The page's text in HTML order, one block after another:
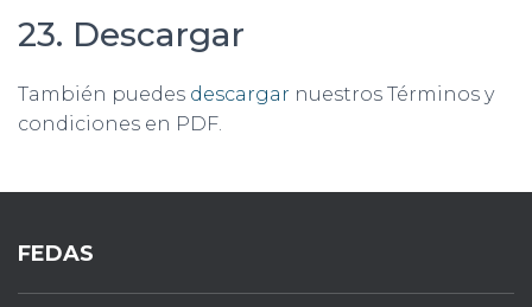
23. Descargar
También puedes descargar nuestros Términos y
condiciones en PDF.
FEDAS